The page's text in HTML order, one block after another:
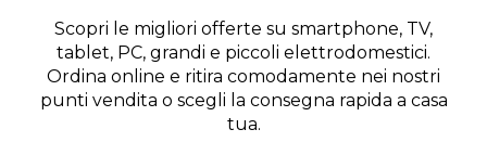
Scopri le migliori offerte su smartphone, TV,
tablet, PC, grandi e piccoli elettrodomestici.
Ordina online e ritira comodamente nei nostri
punti vendita o scegli la consegna rapida a casa
tua.